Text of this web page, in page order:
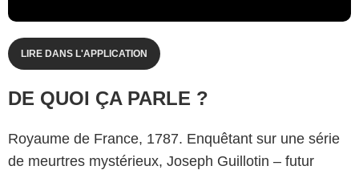
LIRE DANS L'APPLICATION
DE QUOI ÇA PARLE ?
Royaume de France, 1787. Enquêtant sur une série
de meurtres mystérieux, Joseph Guillotin – futur